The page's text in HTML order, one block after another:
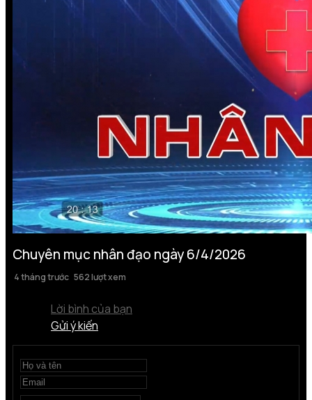
Chuyên mục nhân đạo ngày 6/4/2026
4 tháng trước 562 lượt xem
Lời bình của bạn
Gửi ý kiến